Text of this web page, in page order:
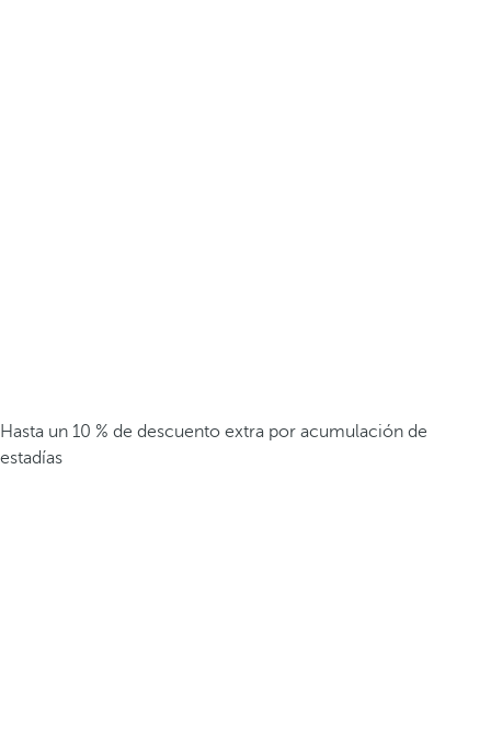
Hasta un 10 % de descuento extra por acumulación de
estadías